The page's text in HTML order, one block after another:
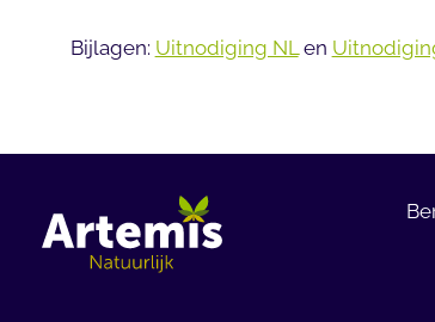
Bijlagen: Uitnodiging NLen